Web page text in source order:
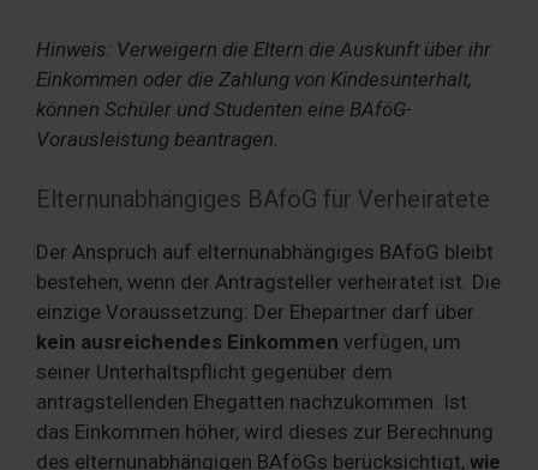
Hinweis: Verweigern die Eltern die Auskunft über ihr
Einkommen oder die Zahlung von Kindesunterhalt,
können Schüler und Studenten eine BAföG-
Vorausleistung beantragen.
Elternunabhängiges BAföG für Verheiratete
Der Anspruch auf elternunabhängiges BAföG bleibt
bestehen, wenn der Antragsteller verheiratet ist. Die
einzige Voraussetzung: Der Ehepartner darf über
kein ausreichendes Einkommen verfügen, um
seiner Unterhaltspflicht gegenüber dem
antragstellenden Ehegatten nachzukommen. Ist
das Einkommen höher, wird dieses zur Berechnung
des elternunabhängigen BAföGs berücksichtigt, wie